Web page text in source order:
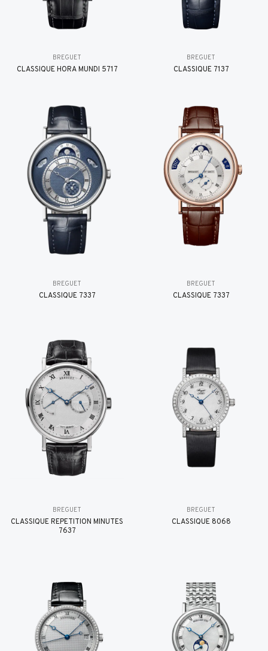
BREGUET
CLASSIQUE HORA MUNDI 5717
BREGUET
CLASSIQUE 7137
BREGUET
CLASSIQUE 7337
BREGUET
CLASSIQUE 7337
BREGUET
CLASSIQUE RÉPÉTITION MINUTES
7637
BREGUET
CLASSIQUE 8068